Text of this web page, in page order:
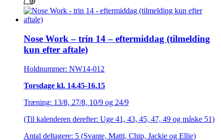
Nose Work – trin 14 – eftermiddag (tilmelding
kun efter aftale)
Holdnummer: NW14-012
Torsdage kl. 14.45-16.15
Træning: 13/8, 27/8, 10/9 og 24/9
(Til kalenderen derefter: Uge 41, 43, 45, 47, 49 og måske 51)
Antal deltagere: 5 (Svante, Matti, Chip, Jackie og Ellie)